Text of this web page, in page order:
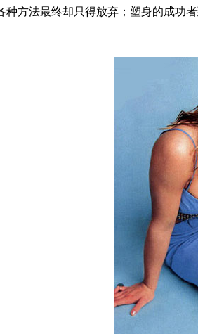
方法最终却只得放弃；塑身的成功